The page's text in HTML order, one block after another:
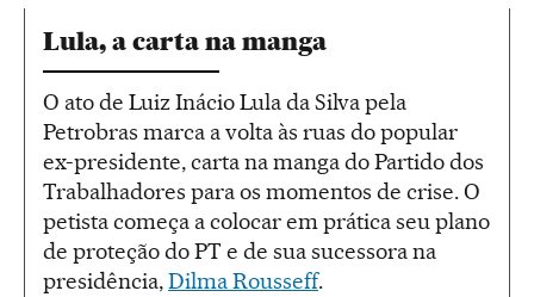
Lula, a carta na manga
O ato de Luiz Inácio Lula da Silva pela
Petrobras marca a volta às ruas do popular
ex-presidente, carta na manga do Partido dos
Trabalhadores para os momentos de crise. O
petista começa a colocar em prática seu plano
de proteção do PT e de sua sucessora na
presidência,Dilma Rousseff.